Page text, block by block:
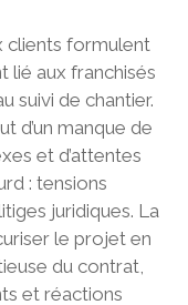
clients formulent
lié aux franchisés
suivi de chantier.
d’un manque de
et d’attentes
: tensions
juridiques. La
le projet en
du contrat,
et réactions